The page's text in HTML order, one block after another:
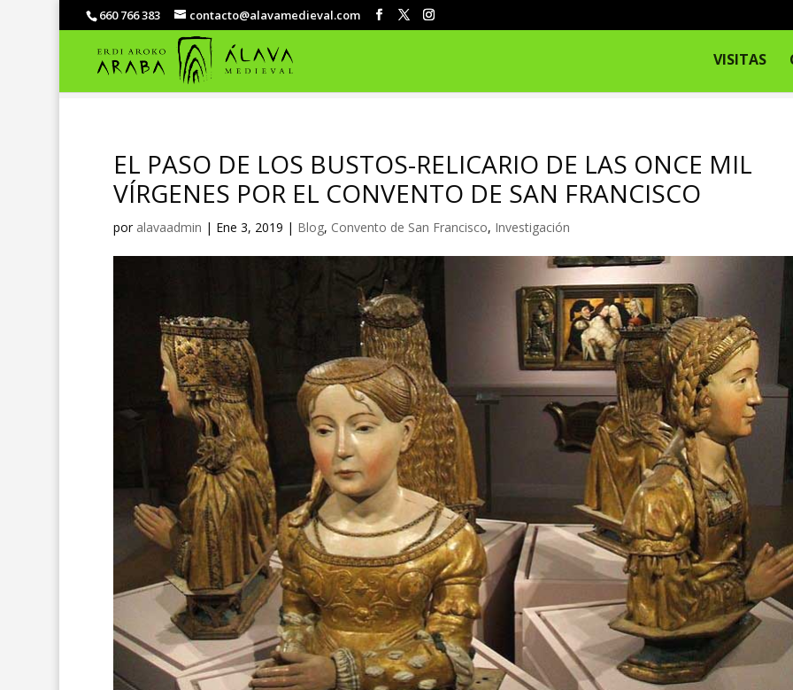
660 766 383 contacto@alavamedieval.com
VISITAS
EL PASO DE LOS BUSTOS-RELICARIO DE LAS ONCE MIL
VÍRGENES POR EL CONVENTO DE SAN FRANCISCO
por alavaadmin | Ene 3, 2019 | Blog, Convento de San Francisco, Investigación